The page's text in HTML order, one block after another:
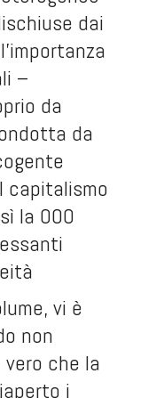
dai
–
da
da
capitalismo
la OOO
vi è
non
che la
i